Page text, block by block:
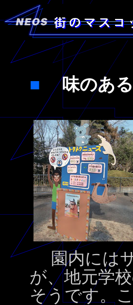
■ 味のあ
園内には
が、地元学
そうです。